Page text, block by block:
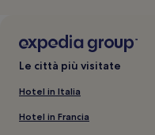
Le città più visitate
Hotel in Italia
Hotel in Francia